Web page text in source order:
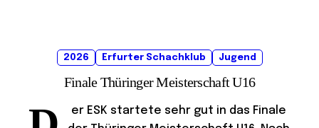
2026 Erfurter Schachklub Jugend
Finale Thüringer Meisterschaft U16
er ESK startete sehr gut in das Finale